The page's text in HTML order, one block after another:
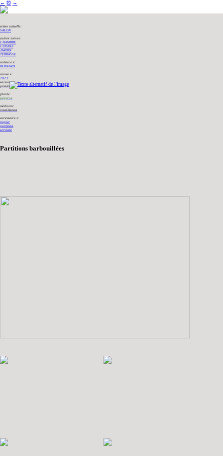
← ⚄ →
scène actuelle:
SALON
autres scènes:
CHAMBRE
CUISINE
JARDIN
TERRASSE
auteur.e.s:
BERNARD
année.s:
2023
saison:
printemps
plante:
papyrus
médiums:
installation
accessoire.s:
papier
partition
serviette
Partitions barbouillées